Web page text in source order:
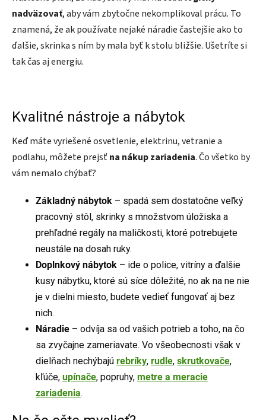
nadväzovať, aby vám zbytočne nekomplikoval prácu. To
znamená, že ak používate nejaké náradie častejšie ako to
ďalšie, skrinka s ním by mala byť k stolu bližšie. Ušetríte si
tak čas aj energiu.
Kvalitné nástroje a nábytok
Keď máte vyriešené osvetlenie, elektrinu, vetranie a
podlahu, môžete prejsťna nákup zariadenia. Čo všetko by
vám nemalo chýbať?
Základný nábytok – spadá sem dostatočne veľký
pracovný stôl, skrinky s množstvom úložiska a
prehľadné regály na maličkosti, ktoré potrebujete
neustále na dosah ruky.
Doplnkový nábytok – ide o police, vitríny a ďalšie
kusy nábytku, ktoré sú síce dôležité, no ak na ne nie
je v dielni miesto, budete vedieť fungovať aj bez
nich.
Náradie – odvíja sa od vašich potrieb a toho, na čo
sa zvyčajne zameriavate. Vo všeobecnosti však v
dielňach nechýbajú rebríky, rudle, skrutkovače,
kľúče, upínače, popruhy, metre a meracie
zariadenia.